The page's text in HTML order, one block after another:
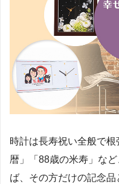
時計は長寿祝い全般で
暦」「88歳の米寿」な
ば、その方だけの記念品